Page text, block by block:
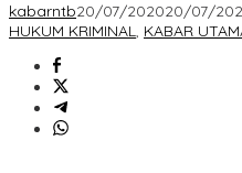
kabarntb20/07/202020/07/
HUKUM KRIMINAL, KABAR